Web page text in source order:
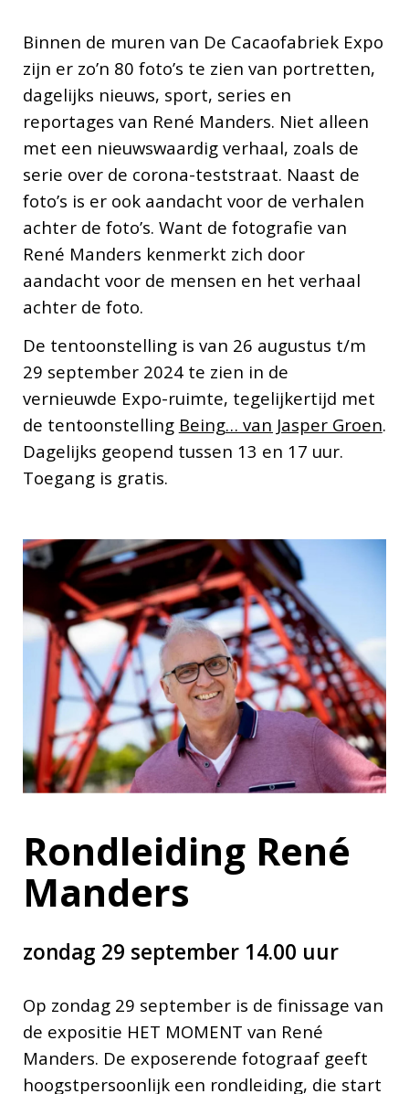
Binnen de muren van De Cacaofabriek Expo
zijn er zo’n 80 foto’s te zien van portretten,
dagelijks nieuws, sport, series en
reportages van René Manders. Niet alleen
met een nieuwswaardig verhaal, zoals de
serie over de corona-teststraat. Naast de
foto’s is er ook aandacht voor de verhalen
achter de foto’s. Want de fotografie van
René Manders kenmerkt zich door
aandacht voor de mensen en het verhaal
achter de foto.
De tentoonstelling is van 26 augustus t/m
29 september 2024 te zien in de
vernieuwde Expo-ruimte, tegelijkertijd met
de tentoonstelling Being… van Jasper Groen.
Dagelijks geopend tussen 13 en 17 uur.
Toegang is gratis.
Rondleiding René
Manders
zondag 29 september 14.00 uur
Op zondag 29 september is de finissage van
de expositie HET MOMENT van René
Manders. De exposerende fotograaf geeft
hoogstpersoonlijk een rondleiding, die start